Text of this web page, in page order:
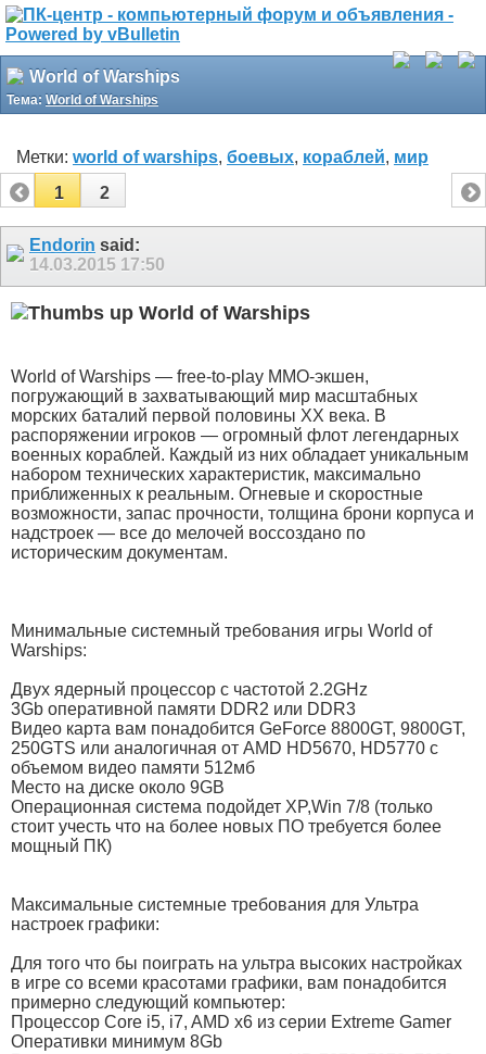
World of Warships
Тема: World of Warships
Метки: world of warships, боевых, кораблей, мир
1
2
Endorin said:
14.03.2015 17:50
World of Warships
World of Warships — free-to-play ММО-экшен,
погружающий в захватывающий мир масштабных
морских баталий первой половины ХХ века. В
распоряжении игроков — огромный флот легендарных
военных кораблей. Каждый из них обладает уникальным
набором технических характеристик, максимально
приближенных к реальным. Огневые и скоростные
возможности, запас прочности, толщина брони корпуса и
надстроек — все до мелочей воссоздано по
историческим документам.
Минимальные системный требования игры World of
Warships:
Двух ядерный процессор с частотой 2.2GHz
3Gb оперативной памяти DDR2 или DDR3
Видео карта вам понадобится GeForce 8800GT, 9800GT,
250GTS или аналогичная от AMD HD5670, HD5770 c
объемом видео памяти 512мб
Место на диске около 9GB
Операционная система подойдет XP,Win 7/8 (только
стоит учесть что на более новых ПО требуется более
мощный ПК)
Максимальные системные требования для Ультра
настроек графики:
Для того что бы поиграть на ультра высоких настройках
в игре со всеми красотами графики, вам понадобится
примерно следующий компьютер:
Процессор Core i5, i7, AMD x6 из серии Extreme Gamer
Оперативки минимум 8Gb